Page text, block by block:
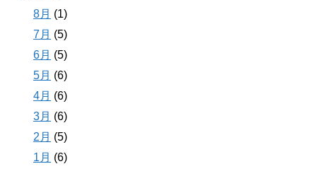
8月 (1)
7月 (5)
6月 (5)
5月 (6)
4月 (6)
3月 (6)
2月 (5)
1月 (6)